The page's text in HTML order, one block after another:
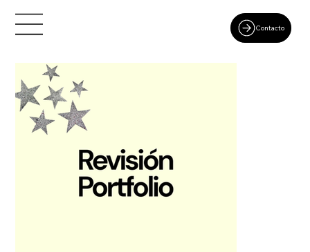
Contacto